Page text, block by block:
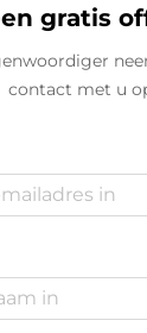
gratis
contact met u